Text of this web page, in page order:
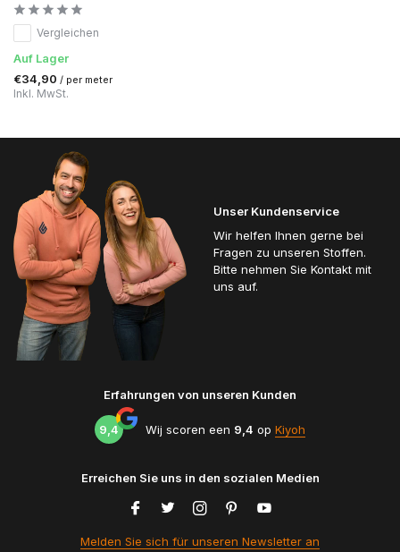
Vergleichen
Auf Lager
€34,90 / per meter
Inkl. MwSt.
Unser Kundenservice
Wir helfen Ihnen gerne bei
Fragen zu unseren Stoffen.
Bitte nehmen Sie Kontakt mit
uns auf.
Erfahrungen von unseren Kunden
9,4 Wij scoren een 9,4 op Kiyoh
Erreichen Sie uns in den sozialen Medien
Melden Sie sich für unseren Newsletter an